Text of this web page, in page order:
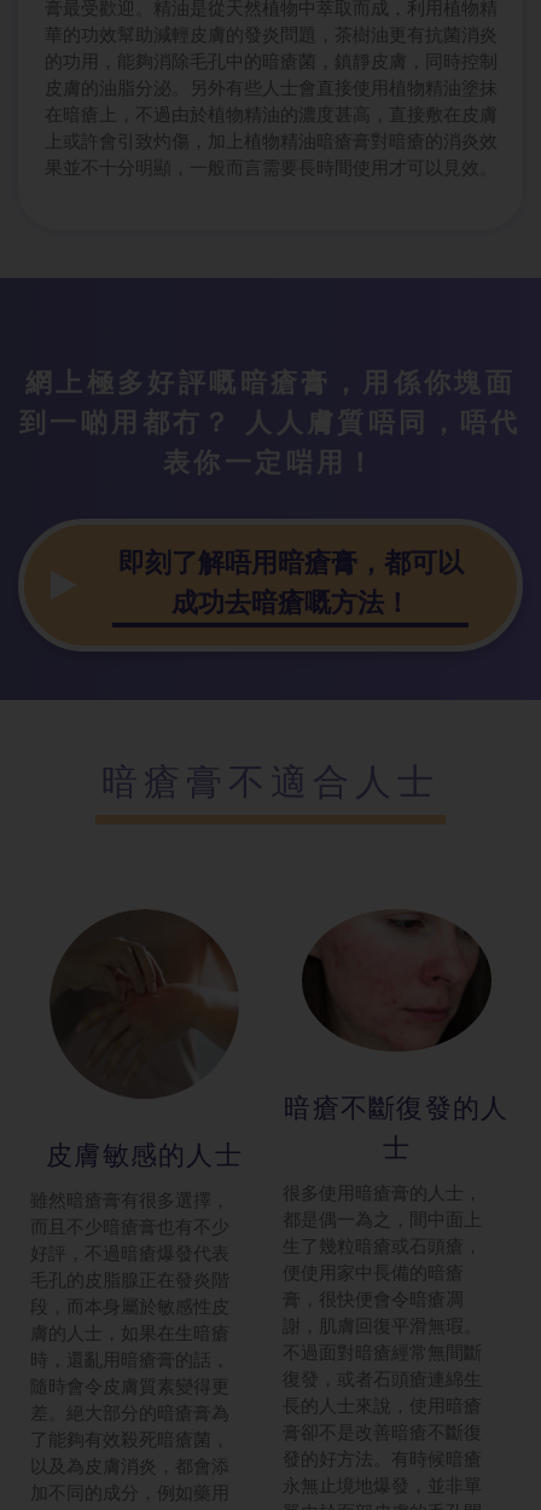
膏最受歡迎。精油是從天然植物中萃取而成，利用植物精
華的功效幫助減輕皮膚的發炎問題，茶樹油更有抗菌消炎
的功用，能夠消除毛孔中的暗瘡菌，鎮靜皮膚，同時控制
皮膚的油脂分泌。另外有些人士會直接使用植物精油塗抹
在暗瘡上，不過由於植物精油的濃度甚高，直接敷在皮膚
上或許會引致灼傷，加上植物精油暗瘡膏對暗瘡的消炎效
果並不十分明顯，一般而言需要長時間使用才可以見效。
網上極多好評嘅暗瘡膏，用係你塊面
到一啲用都冇？ 人人膚質唔同，唔代
表你一定啱用！
即刻了解唔用暗瘡膏，都可以
成功去暗瘡嘅方法！
暗瘡膏不適合人士
皮膚敏感的人士
雖然暗瘡膏有很多選擇，
而且不少暗瘡膏也有不少
好評，不過暗瘡爆發代表
毛孔的皮脂腺正在發炎階
段，而本身屬於敏感性皮
膚的人士，如果在生暗瘡
時，還亂用暗瘡膏的話，
隨時會令皮膚質素變得更
差。絕大部分的暗瘡膏為
了能夠有效殺死暗瘡菌，
以及為皮膚消炎，都會添
加不同的成分，例如藥用
暗瘡不斷復發的人
士
很多使用暗瘡膏的人士，
都是偶一為之，間中面上
生了幾粒暗瘡或石頭瘡，
便使用家中長備的暗瘡
膏，很快便會令暗瘡凋
謝，肌膚回復平滑無瑕。
不過面對暗瘡經常無間斷
復發，或者石頭瘡連綿生
長的人士來說，使用暗瘡
膏卻不是改善暗瘡不斷復
發的好方法。有時候暗瘡
永無止境地爆發，並非單